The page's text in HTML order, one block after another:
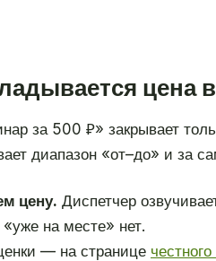
за 500 ₽» закрывает
диапазон «от–до» и за
цену. Диспетчер
на месте» нет.
— на странице